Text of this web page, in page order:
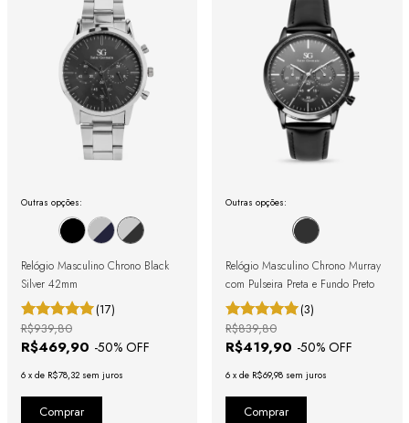
Outras opções:
Relógio Masculino Chrono Black
Silver 42mm
(17)
R$469,90 -50% OFF
R$939,80
6 x de R$78,32 sem juros
Outras opções:
Relógio Masculino Chrono Murray
com Pulseira Preta e Fundo Preto
(3)
R$419,90 -50% OFF
R$839,80
6 x de R$69,98 sem juros